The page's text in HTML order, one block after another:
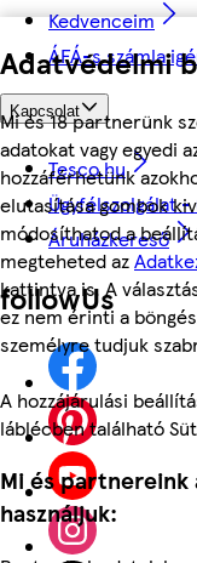
Adatvédelmi
Mi és 18 partnerünk
adatokat vagy egyedi
hozzáférhetünk
elutasítása gombok
módosíthatod a
megteheted az
kattintva is. A
ez nem érinti a
személyre tudjuk
A hozzájárulási
láblécben található
Mi és
használjuk:
Kedvenceim
ÁFÁ-s számla
Kapcsolat
Tesco.hu
Ügyfélszolgálat
Áruházkereső
followUs